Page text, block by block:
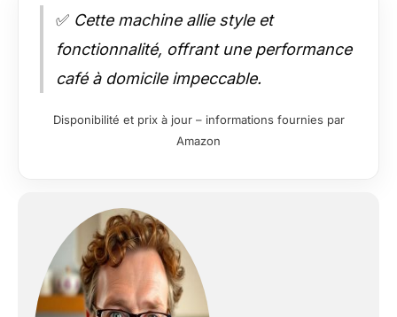
✅ Cette machine allie style et
fonctionnalité, offrant une performance
café à domicile impeccable.
Disponibilité et prix à jour – informations fournies par
Amazon